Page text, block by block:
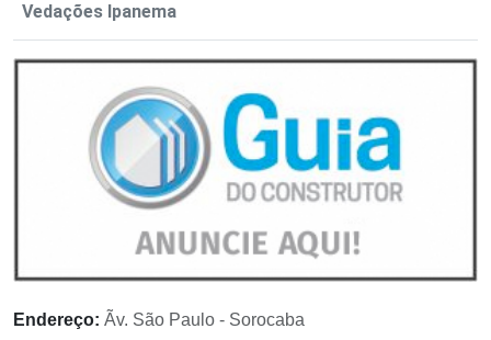
Vedações Ipanema
Endereço: Ãv. São Paulo - Sorocaba